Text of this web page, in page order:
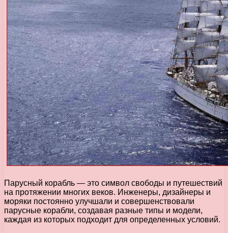
Парусный корабль — это символ свободы и путешествий
на протяжении многих веков. Инженеры, дизайнеры и
моряки постоянно улучшали и совершенствовали
парусные корабли, создавая разные типы и модели,
каждая из которых подходит для определенных условий.